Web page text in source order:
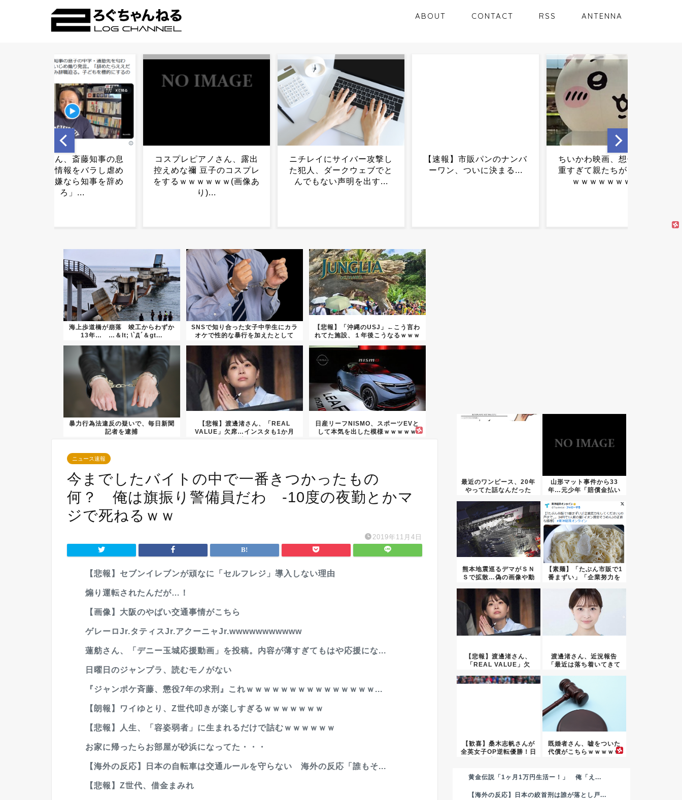
ABOUT CONTACT RSS ANTENNA
ニチレイにサイバー攻撃し
た犯人、ダークウェブでと
んでもない声明を出す...
【速報】市販パンのナンバ
ーワン、ついに決まる...
ちいかわ映画、想像以上に
重すぎて親たちが困惑ｗｗ
【悲報】三山凌輝さん、不
倫報道を自身が経営する店
の「あんかけ丼」で謝罪し
コスプレピアノさん、露出
控えめな禰 豆子のコスプレ
をするｗｗｗｗｗｗ(画像あ
り)...
海上歩道橋が崩落 竣工からわずか
13年… …＆lt; \`Д´＆gt...
SNSで知り合った女子中学生にカラ
オケで性的な暴行を加えたとして
【悲報】「沖縄のUSJ」←こう言わ
れてた施設、１年後こうなるｗｗｗ
暴力行為法違反の疑いで、毎日新聞
記者を逮捕
【悲報】渡邊渚さん、「REAL
VALUE」欠席…インスタも1か月
日産リーフNISMO、スポーツEVと
して本気を出した模様ｗｗｗｗｗ
ニュース速報
今までしたバイトの中で一番きつかったもの
何？ 俺は旗振り警備員だわ -10度の夜勤とかマ
ジで死ねるｗｗ
2019年11月4日
【悲報】セブンイレブンが頑なに「セルフレジ」導入しない理由
煽り運転されたんだが…！
【画像】大阪のやばい交通事情がこちら
ゲレーロJr.タティスJr.アクーニャJr.wwwwwwwwwww
蓮舫さん、「デニー玉城応援動画」を投稿。内容が薄すぎてもはや応援にな...
日曜日のジャンプラ、読むモノがない
『ジャンポケ斉藤、懲役7年の求刑』これｗｗｗｗｗｗｗｗｗｗｗｗｗｗｗ...
【朗報】ワイゆとり、Z世代叩きが楽しすぎるｗｗｗｗｗｗｗ
【悲報】人生、「容姿弱者」に生まれるだけで詰むｗｗｗｗｗｗ
お家に帰ったらお部屋が砂浜になってた・・・
【海外の反応】日本の自転車は交通ルールを守らない 海外の反応「誰もそ...
【悲報】Z世代、借金まみれ
最近のワンピース、20年
やってた話なんだった
山形マット事件から33
年…元少年「賠償金払い
熊本地震巡るデマがＳＮ
Ｓで拡散…偽の画像や動
【素麺】「たぶん市販で1
番まずい」「企業努力を
【悲報】渡邊渚さん、
「REAL VALUE」欠
渡邊渚さん、近況報告
「最近は落ち着いてきて
【歓喜】桑木志帆さんが
全英女子OP逆転優勝！日
既婚者さん、嘘をついた
代償がこちらｗｗｗｗｗ
黄金伝説「1ヶ月1万円生活ー！」 俺「え...
【海外の反応】日本の絞首刑は誰が落とし戸...